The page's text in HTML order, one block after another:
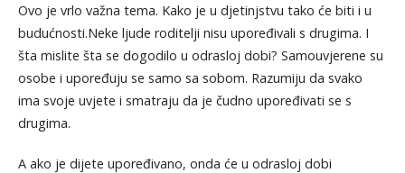
Ovo je vrlo važna tema. Kako je u djetinjstvu tako će biti i u
budućnosti.Neke ljude roditelji nisu upoređivali s drugima. I
šta mislite šta se dogodilo u odrasloj dobi? Samouvjerene su
osobe i upoređuju se samo sa sobom. Razumiju da svako
ima svoje uvjete i smatraju da je čudno upoređivati se s
drugima.
A ako je dijete upoređivano, onda će u odrasloj dobi